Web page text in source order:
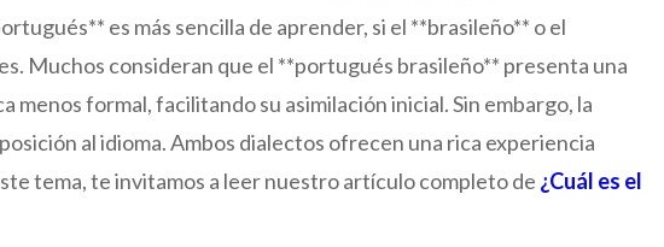
es más sencilla de aprender, si el **brasileño** o el
Muchos consideran que el **portugués brasileño** presenta una
menos formal, facilitando su asimilación inicial. Sin embargo, la
al idioma. Ambos dialectos ofrecen una rica experiencia
tema, te invitamos a leer nuestro artículo completo de ¿Cuál es el